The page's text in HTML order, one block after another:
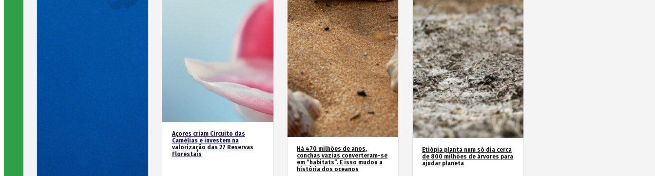
Açores criam Circuito das
Camélias e investem na
valorização das 27 Reservas
Florestais
Há 470 milhões de anos,
conchas vazias converteram-se
em “habitats”. E isso mudou a
história dos oceanos
Etiópia planta num só dia cerca
de 800 milhões de árvores para
ajudar planeta